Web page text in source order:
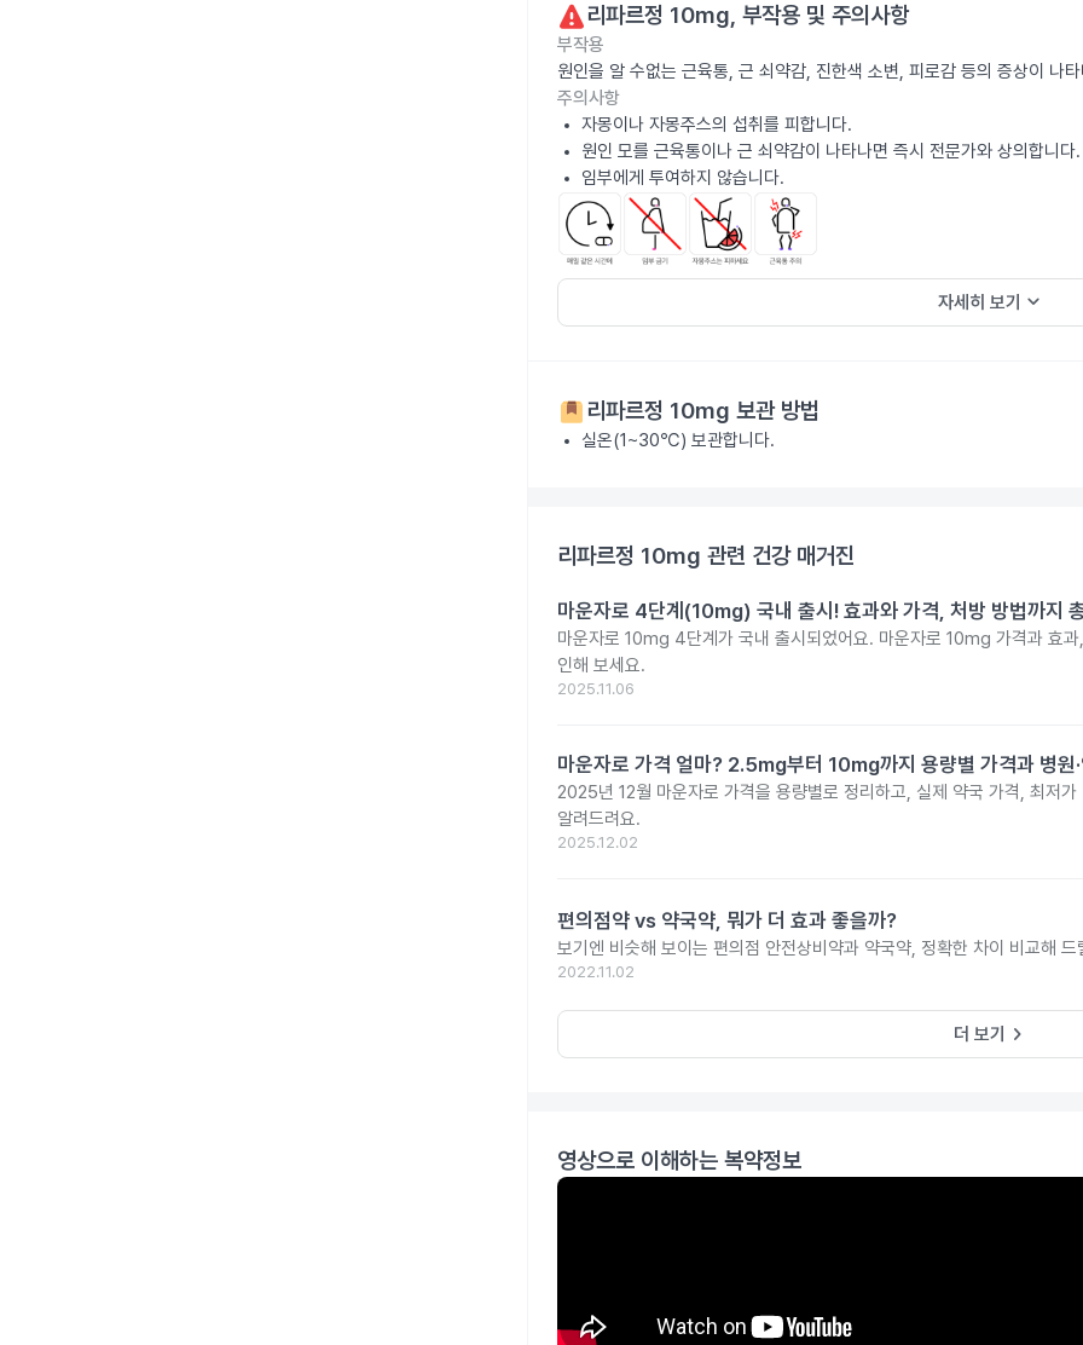
리파르정 10mg, 부작용 및 주의사항
부작용
원인을 알 수없는 근육통, 근 쇠약감, 진한색 소변, 피로감 등의 증상이 나
주의사항
자몽이나 자몽주스의 섭취를 피합니다.
원인 모를 근육통이나 근 쇠약감이 나타나면 즉시 전문가와 상의합니다.
임부에게 투여하지 않습니다.
자세히 보기 keyboard_arrow_down
리파르정 10mg 보관 방법
실온(1~30℃) 보관합니다.
리파르정 10mg 관련 건강 매거진
마운자로 4단계(10mg) 국내 출시! 효과와 가격, 처방 방법까지
마운자로 10mg 4단계가 국내 출시되었어요. 마운자로 10mg 가격과 효
인해 보세요.
2025.11.06
마운자로 가격 얼마? 2.5mg부터 10mg까지 용량별 가격과 병원
2025년 12월 마운자로 가격을 용량별로 정리하고, 실제 약국 가격, 최저가
알려드려요.
2025.12.02
편의점약 vs 약국약, 뭐가 더 효과 좋을까?
보기엔 비슷해 보이는 편의점 안전상비약과 약국약, 정확한 차이 비교해 드
2022.11.02
더 보기 keyboard_arrow_right
영상으로 이해하는 복약정보